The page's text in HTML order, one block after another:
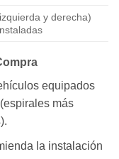
y derecha)
equipados
más
la instalación